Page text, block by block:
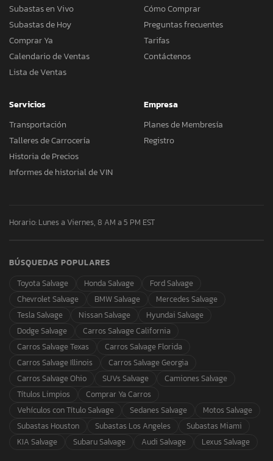
Subastas en Vivo
Subastas de Hoy
Comprar Ya
Calendario de Ventas
Lista de Ventas
Cómo Comprar
Preguntas frecuentes
Tarifas
Contáctenos
Servicios
Transportación
Talleres de Carrocería
Historia de Precios
Informes de historial de VIN
Empresa
Planes de Membresía
Registro
Horario: Lunes a Viernes, 8 AM a 5 PM EST
BÚSQUEDAS POPULARES
Toyota Salvage
Honda Salvage
Ford Salvage
Chevrolet Salvage
BMW Salvage
Mercedes Salvage
Tesla Salvage
Nissan Salvage
Hyundai Salvage
Dodge Salvage
Carros Salvage California
Carros Salvage Texas
Carros Salvage Florida
Carros Salvage Illinois
Carros Salvage Georgia
Carros Salvage Ohio
SUVs Salvage
Camiones Salvage
Títulos Limpios
Comprar Ya Carros
Vehículos con Título Salvage
Sedanes Salvage
Motos Salvage
Subastas Houston
Subastas Los Angeles
Subastas Miami
KIA Salvage
Subaru Salvage Audi Salvage Lexus Salvage